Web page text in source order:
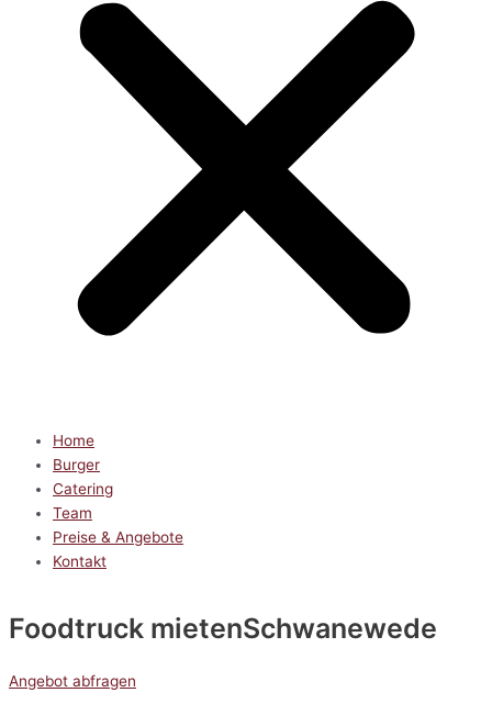
Home
Burger
Catering
Team
Preise & Angebote
Kontakt
Foodtruck mietenSchwanewede
Angebot abfragen